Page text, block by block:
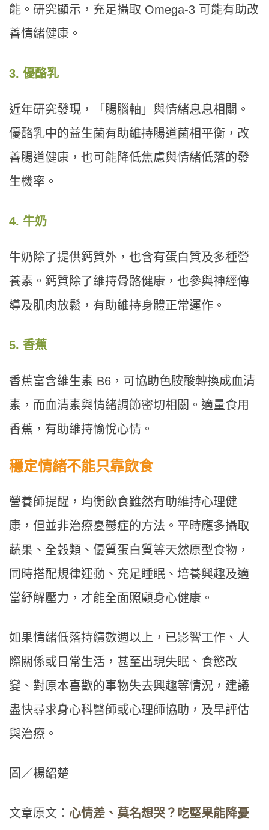
能。研究顯示，充足攝取 Omega-3 可能有助改
善情緒健康。
3. 優酪乳
近年研究發現，「腸腦軸」與情緒息息相關。
優酪乳中的益生菌有助維持腸道菌相平衡，改
善腸道健康，也可能降低焦慮與情緒低落的發
生機率。
4. 牛奶
牛奶除了提供鈣質外，也含有蛋白質及多種營
養素。鈣質除了維持骨骼健康，也參與神經傳
導及肌肉放鬆，有助維持身體正常運作。
5. 香蕉
香蕉富含維生素 B6，可協助色胺酸轉換成血清
素，而血清素與情緒調節密切相關。適量食用
香蕉，有助維持愉悅心情。
穩定情緒不能只靠飲食
營養師提醒，均衡飲食雖然有助維持心理健
康，但並非治療憂鬱症的方法。平時應多攝取
蔬果、全穀類、優質蛋白質等天然原型食物，
同時搭配規律運動、充足睡眠、培養興趣及適
當紓解壓力，才能全面照顧身心健康。
如果情緒低落持續數週以上，已影響工作、人
際關係或日常生活，甚至出現失眠、食慾改
變、對原本喜歡的事物失去興趣等情況，建議
盡快尋求身心科醫師或心理師協助，及早評估
與治療。
圖／楊紹楚
文章原文： 心情差、莫名想哭？吃堅果能降憂